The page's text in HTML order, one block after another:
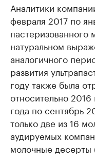
Аналитики
февраля 2017 по
пастеризованного
натуральном
аналогичного
развития
году также была
относительно
года по сентябрь
только две из 16
аудируемых
молочные десерты